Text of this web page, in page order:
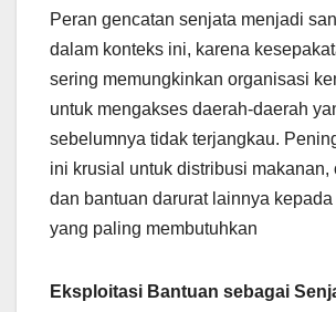
Peran gencatan senjata menjadi
dalam konteks ini, karena
sering memungkinkan organisasi
untuk mengakses daerah-daerah
sebelumnya tidak terjangkau.
ini krusial untuk distribusi makanan,
dan bantuan darurat lainnya
yang paling membutuhkan
Eksploitasi Bantuan sebagai